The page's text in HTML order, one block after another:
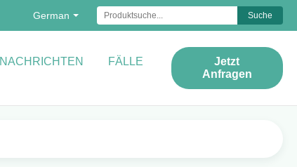
German Suche
NACHRICHTEN FÄLLE
Jetzt
Anfragen